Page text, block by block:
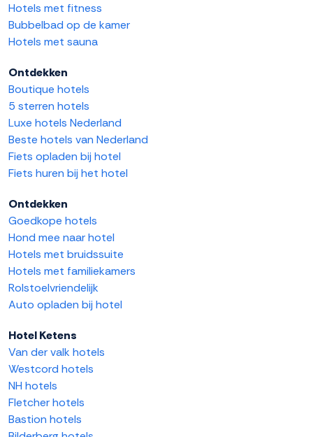
Hotels met fitness
Bubbelbad op de kamer
Hotels met sauna
Ontdekken
Boutique hotels
5 sterren hotels
Luxe hotels Nederland
Beste hotels van Nederland
Fiets opladen bij hotel
Fiets huren bij het hotel
Ontdekken
Goedkope hotels
Hond mee naar hotel
Hotels met bruidssuite
Hotels met familiekamers
Rolstoelvriendelijk
Auto opladen bij hotel
Hotel Ketens
Van der valk hotels
Westcord hotels
NH hotels
Fletcher hotels
Bastion hotels